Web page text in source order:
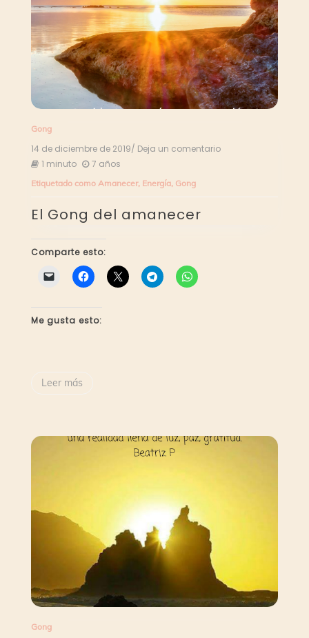
Gong
14 de diciembre de 2019/ Deja un comentarioen
1 minuto 7 años
Etiquetado como Amanecer, Energía, Gong
El Gong del amanecer
Comparte esto:
Me gusta esto:
Leer más
Gong